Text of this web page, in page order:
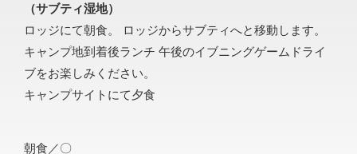
（サブティ湿地）
ロッジにて朝食。 ロッジからサブティへと移動します。
キャンプ地到着後ランチ 午後のイブニングゲームドライ
ブをお楽しみください。
キャンプサイトにて夕食
朝食／〇